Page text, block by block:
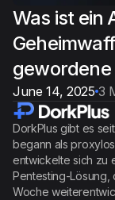
Was ist ein
June 14, 2025 3
DorkPlus gibt es
begann als
entwickelte sich zu
Pentesting-Lösung,
Woche